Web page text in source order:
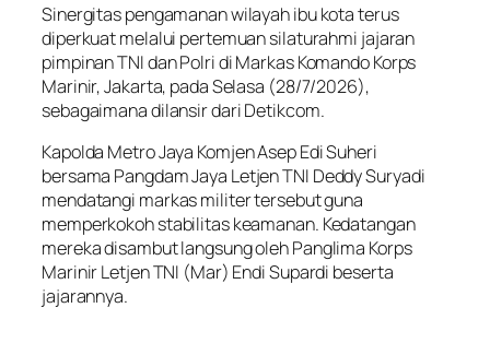
Sinergitas pengamanan wilayah ibu kota terus
diperkuat melalui pertemuan silaturahmi jajaran
pimpinan TNI dan Polri di Markas Komando Korps
Marinir, Jakarta, pada Selasa (28/7/2026),
sebagaimana dilansir dari Detikcom.
Kapolda Metro Jaya Komjen Asep Edi Suheri
bersama Pangdam Jaya Letjen TNI Deddy Suryadi
mendatangi markas militer tersebut guna
memperkokoh stabilitas keamanan. Kedatangan
mereka disambut langsung oleh Panglima Korps
Marinir Letjen TNI (Mar) Endi Supardi beserta
jajarannya.